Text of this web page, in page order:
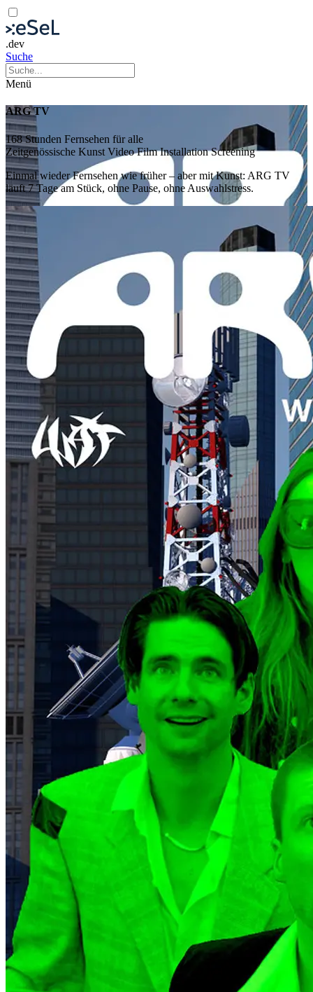
.dev
Suche
Menü
ARG TV
168 Stunden Fernsehen für alle
Zeitgenössische Kunst VideoFilmInstallationScreening
Einmal wieder Fernsehen wie früher – aber mit Kunst: ARG TV
läuft 7 Tage am Stück, ohne Pause, ohne Auswahlstress.